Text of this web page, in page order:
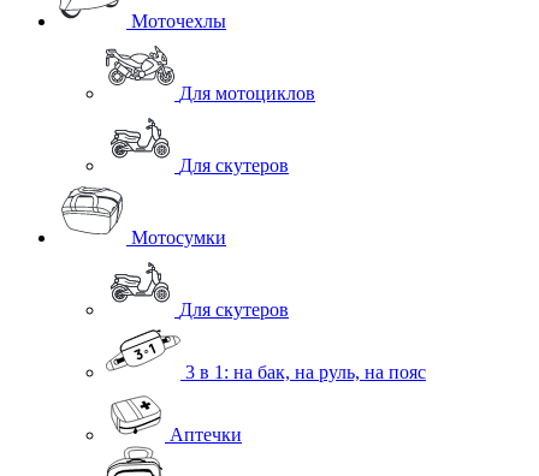
Моточехлы
Для мотоциклов
Для скутеров
Мотосумки
Для скутеров
3 в 1: на бак, на руль, на пояс
Аптечки